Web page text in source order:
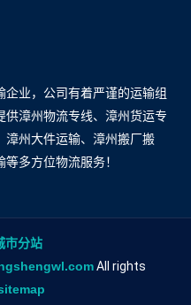
业，公司有着严谨的运输组
漳州物流专线、漳州货运专
漳州大件运输、漳州搬厂搬
多方位物流服务！
市分站
All rights